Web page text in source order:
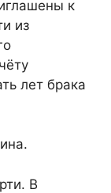
к
из
лет брака
В